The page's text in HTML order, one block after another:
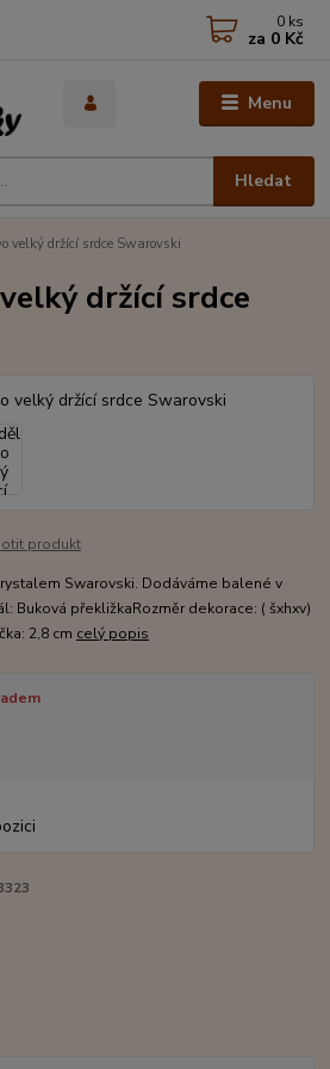
Menu
Hledat
0 ks
za 0 Kč
velký držící srdce Swarovski
držící srdce
produkt
Swarovski. Dodáváme balené v
Buková překližkaRozměr dekorace: ( šxhxv)
2,8 cm celý popis